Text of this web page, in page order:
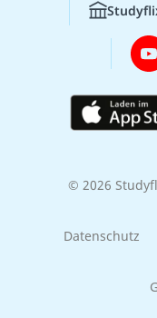
© 2026
Datenschutz